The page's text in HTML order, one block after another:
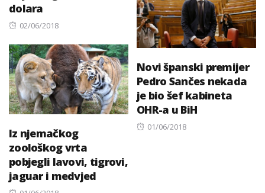
dolara
Posted
02/06/2018
Novi španski premijer
Pedro Sančes nekada
je bio šef kabineta
OHR-a u BiH
Posted
01/06/2018
Iz njemačkog
zoološkog vrta
pobjegli lavovi, tigrovi,
jaguar i medvjed